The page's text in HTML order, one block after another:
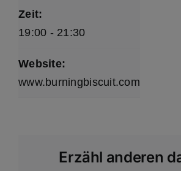
Zeit:
19:00 - 21:30
Website:
www.burningbiscuit.com
Erzähl anderen